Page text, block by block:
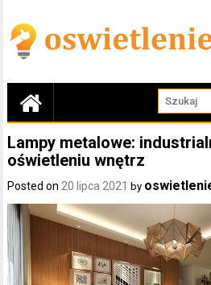
content
Lampy metalowe:
oświetleniu wnętrz
Posted on 20 lipca 2021 by